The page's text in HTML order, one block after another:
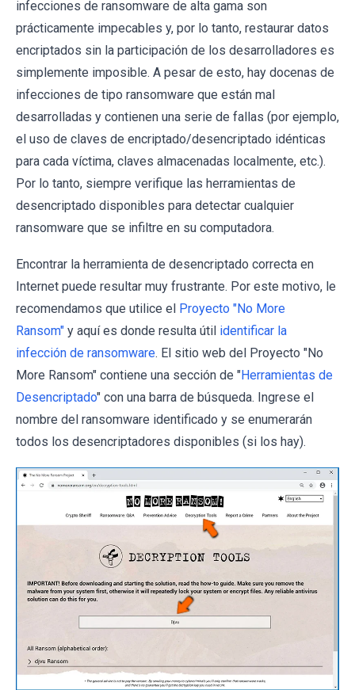
infecciones de ransomware de alta gama son
prácticamente impecables y, por lo tanto, restaurar datos
encriptados sin la participación de los desarrolladores es
simplemente imposible. A pesar de esto, hay docenas de
infecciones de tipo ransomware que están mal
desarrolladas y contienen una serie de fallas (por ejemplo,
el uso de claves de encriptado/desencriptado idénticas
para cada víctima, claves almacenadas localmente, etc.).
Por lo tanto, siempre verifique las herramientas de
desencriptado disponibles para detectar cualquier
ransomware que se infiltre en su computadora.
Encontrar la herramienta de desencriptado correcta en
Internet puede resultar muy frustrante. Por este motivo, le
recomendamos que utilice el Proyecto "No More
Ransom" y aquí es donde resulta útil identificar la
infección de ransomware. El sitio web del Proyecto "No
More Ransom" contiene una sección de "Herramientas de
Desencriptado" con una barra de búsqueda. Ingrese el
nombre del ransomware identificado y se enumerarán
todos los desencriptadores disponibles (si los hay).